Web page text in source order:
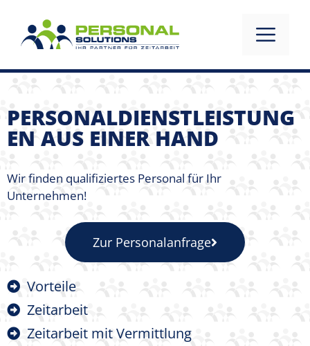
PERSONALDIENSTLEISTUNG
EN AUS EINER HAND
Wir finden qualifiziertes Personal für Ihr
Unternehmen!
Zur Personalanfrage
Vorteile
Zeitarbeit
Zeitarbeit mit Vermittlung